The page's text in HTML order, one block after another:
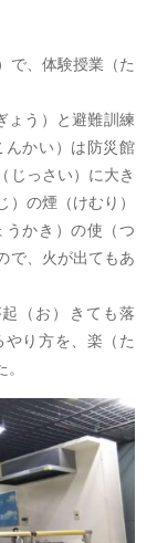
で、体験授業（た
ょう）と避難訓練
んかい）は防災館
じっさい）に大き
の煙（けむり）
かき）の使（つ
で、火が出てもあ
（お）きても落
やり方を、楽（た